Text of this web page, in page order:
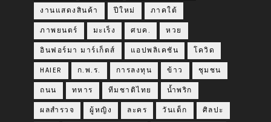
งานแสดงสินค้า ปีใหม่ ภาคใต้
ภาพยนตร์ มะเร็ง ศบค. หวย
อินฟอร์มา มาร์เก็ตส์ แอปพลิเคชัน โควิด
HAIER ก.พ.ร. การลงทุน ข้าว ชุมชน
ถนน ทหาร ทีมชาติไทย น้ำพริก
ผลสำรวจ ผู้หญิง ละคร วันเด็ก ศิลปะ